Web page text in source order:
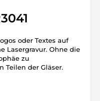
oder Textes auf
Lasergravur. Ohne die
zu
Teilen der Gläser.